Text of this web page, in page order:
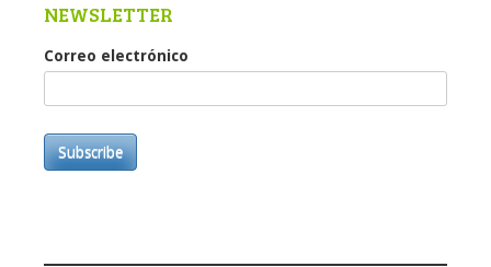
NEWSLETTER
Correo electrónico
Subscribe